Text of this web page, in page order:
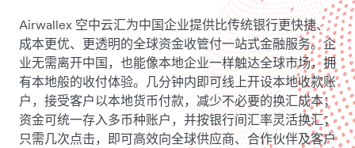
Airwallex 空中云汇为中国企业提供比传统银行更快捷、
成本更优、更透明的全球资金收管付一站式金融服务。企
业无需离开中国，也能像本地企业一样触达全球市场，拥
有本地般的收付体验。几分钟内即可线上开设本地收款账
户，接受客户以本地货币付款，减少不必要的换汇成本；
资金可统一存入多币种账户，并按银行间汇率灵活换汇；
只需几次点击，即可高效向全球供应商、合作伙伴及客户